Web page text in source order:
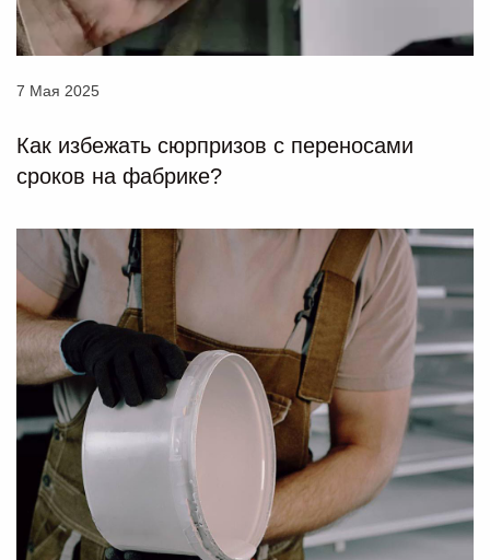
7 Мая 2025
Как избежать сюрпризов с переносами
сроков на фабрике?